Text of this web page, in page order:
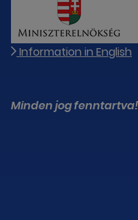
Information in English
Minden jog